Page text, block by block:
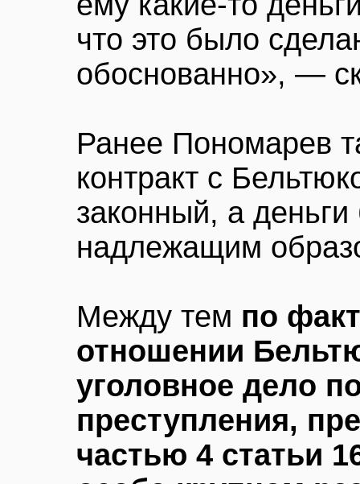
что это было
обоснованно», —
Ранее Пономарев
контракт с
законный, а
надлежащим
Между тем по
отношении
уголовное дело
преступления,
частью 4 статьи